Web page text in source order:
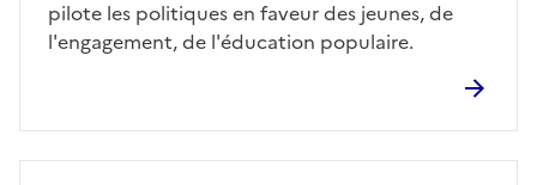
pilote les politiques en faveur des jeunes, de
l'engagement, de l'éducation populaire.